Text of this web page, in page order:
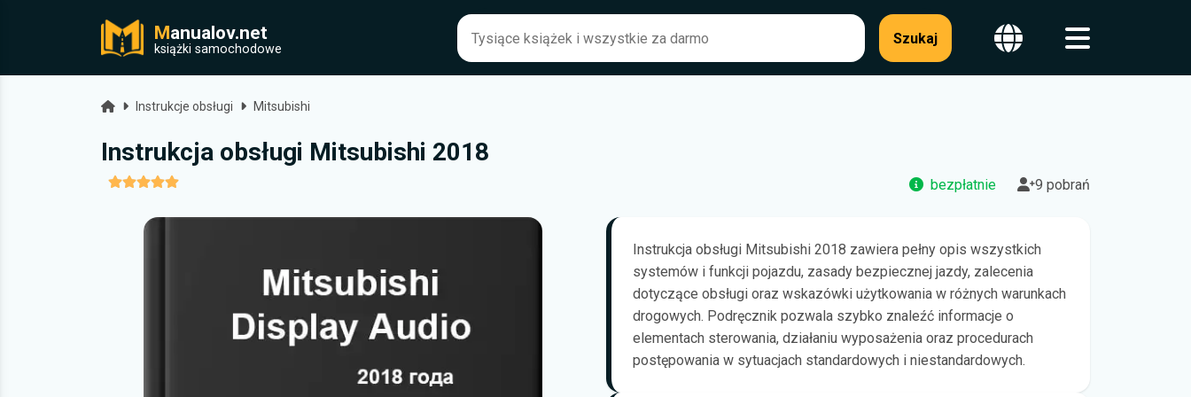
Manualov.net
książki samochodowe
Szukaj
Strona główna
Instrukcje obsługi Mitsubishi
Instrukcja obsługi Mitsubishi 2018
bezpłatnie 9 pobrań
Instrukcja obsługi Mitsubishi 2018 zawiera pełny opis wszystkich
systemów i funkcji pojazdu, zasady bezpiecznej jazdy, zalecenia
dotyczące obsługi oraz wskazówki użytkowania w różnych warunkach
drogowych. Podręcznik pozwala szybko znaleźć informacje o
elementach sterowania, działaniu wyposażenia oraz procedurach
postępowania w sytuacjach standardowych i niestandardowych.